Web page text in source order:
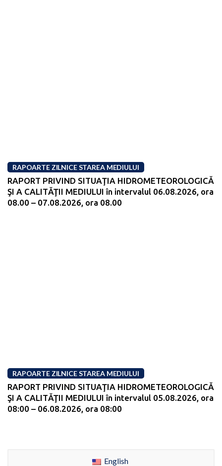
RAPOARTE ZILNICE STAREA MEDIULUI
RAPORT PRIVIND SITUAŢIA HIDROMETEOROLOGICĂ
ŞI A CALITĂŢII MEDIULUI în intervalul 06.08.2026, ora
08.00 – 07.08.2026, ora 08.00
RAPOARTE ZILNICE STAREA MEDIULUI
RAPORT PRIVIND SITUAŢIA HIDROMETEOROLOGICĂ
ŞI A CALITĂŢII MEDIULUI în intervalul 05.08.2026, ora
08:00 – 06.08.2026, ora 08:00
English